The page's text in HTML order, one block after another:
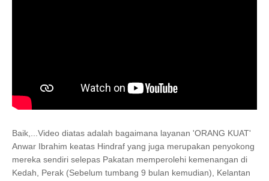
Baik,...Video diatas adalah bagaimana layanan 'ORANG KUAT'
Anwar Ibrahim keatas Hindraf yang juga merupakan penyokong
mereka sendiri selepas Pakatan memperolehi kemenangan di
Kedah, Perak (Sebelum tumbang 9 bulan kemudian), Kelantan